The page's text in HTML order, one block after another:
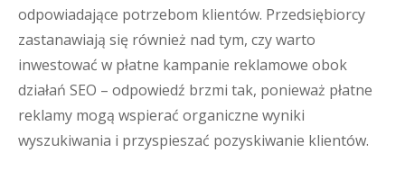
odpowiadające potrzebom klientów. Przedsiębiorcy
zastanawiają się również nad tym, czy warto
inwestować w płatne kampanie reklamowe obok
działań SEO – odpowiedź brzmi tak, ponieważ płatne
reklamy mogą wspierać organiczne wyniki
wyszukiwania i przyspieszać pozyskiwanie klientów.